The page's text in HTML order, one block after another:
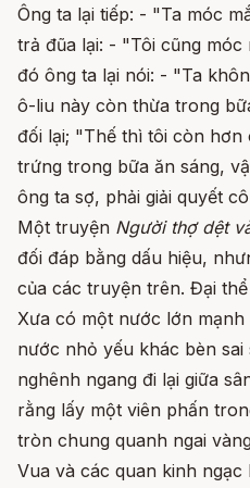
Ông ta lại tiếp: - "Ta móc
trả đũa lại: - "Tôi cũng móc
đó ông ta lại nói: - "Ta
ô-liu này còn thừa trong
đối lại; "Thế thì tôi còn hơn
trứng trong bữa ăn sáng,
ông ta sợ, phải giải quyết
Một truyện Người thợ dệt
đối đáp bằng dấu hiệu,
của các truyện trên. Đại thể
Xưa có một nước lớn
nước nhỏ yếu khác bèn
nghênh ngang đi lại giữa
rằng lấy một viên phấn
tròn chung quanh ngai
Vua và các quan kinh